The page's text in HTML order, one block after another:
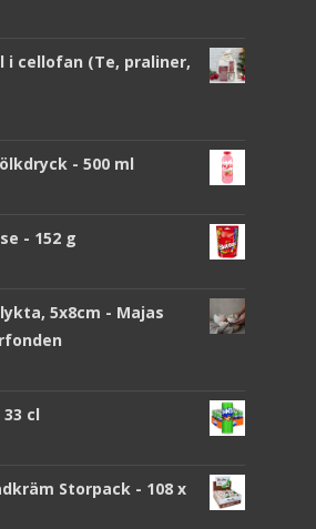
i cellofan (Te, praliner,
- 500 ml
- 152 g
5x8cm - Majas
cl
Storpack - 108 x